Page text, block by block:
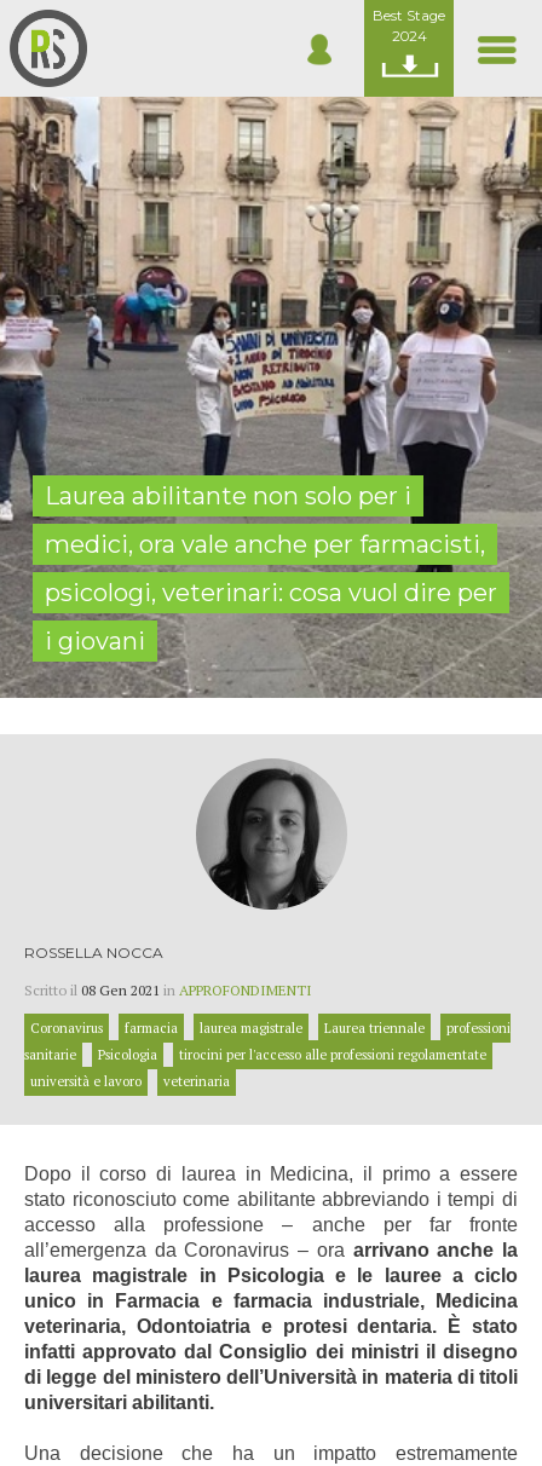
Best Stage
2024
Laurea abilitante non solo per i
medici, ora vale anche per farmacisti,
psicologi, veterinari: cosa vuol dire per
i giovani
ROSSELLA NOCCA
Scritto il 08 Gen 2021 in APPROFONDIMENTI
Coronavirus farmacia laurea magistrale Laurea triennale
professioni
sanitarie
Psicologia
tirocini per l'accesso alle professioni regolamentate
università e lavoro
veterinaria
Dopo il corso di laurea in Medicina, il primo a essere
stato riconosciuto come abilitante abbreviando i tempi di
accesso alla professione – anche per far fronte
all’emergenza da Coronavirus – ora arrivano anche la
laurea magistrale in Psicologia e le lauree a ciclo
unico in Farmacia e farmacia industriale, Medicina
veterinaria, Odontoiatria e protesi dentaria.
È stato
infatti approvato dal Consiglio dei ministri il disegno
di legge del ministero dell’Università in materia di titoli
universitari abilitanti.
Una decisione che ha un impatto estremamente